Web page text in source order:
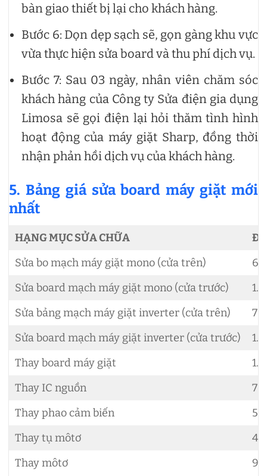
bàn giao thiết bị lại cho khách hàng.
Bước 6: Dọn dẹp sạch sẽ, gọn gàng khu vực
vừa thực hiện sửa board và thu phí dịch vụ.
Bước 7: Sau 03 ngày, nhân viên chăm sóc
khách hàng của Công ty Sửa điện gia dụng
Limosa sẽ gọi điện lại hỏi thăm tình hình
hoạt động của máy giặt Sharp, đồng thời
nhận phản hồi dịch vụ của khách hàng.
5. Bảng giá sửa board máy giặt mới
nhất
HẠNG MỤC SỬA CHỮA
Sửa bo mạch máy giặt mono (cửa trên)
Sửa board mạch máy giặt mono (cửa trước)
Sửa bảng mạch máy giặt inverter (cửa trên)
Sửa board mạch máy giặt inverter (cửa trước)
Thay board máy giặt
Thay IC nguồn
Thay phao cảm biến
Thay tụ môtơ
Thay môtơ